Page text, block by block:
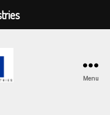
Menu